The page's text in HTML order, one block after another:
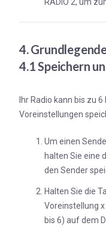
4.
4.1 Speichern
Ihr Radio kann bis zu 6
Voreinstellungen
Um einen
halten Sie eine
den Sender
Halten Sie die
Voreinstellung
bis 6) auf dem